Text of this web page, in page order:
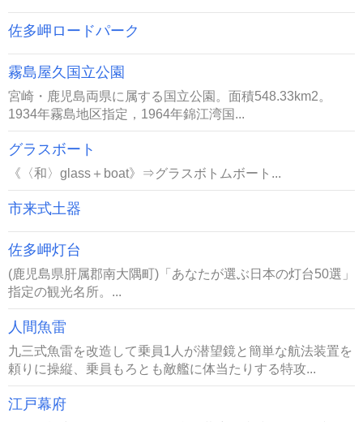
佐多岬ロードパーク
霧島屋久国立公園
宮崎・鹿児島両県に属する国立公園。面積548.33km2。
1934年霧島地区指定，1964年錦江湾国...
グラスボート
《〈和〉glass＋boat》⇒グラスボトムボート...
市来式土器
佐多岬灯台
(鹿児島県肝属郡南大隅町)「あなたが選ぶ日本の灯台50選」
指定の観光名所。...
人間魚雷
九三式魚雷を改造して乗員1人が潜望鏡と簡単な航法装置を
頼りに操縦、乗員もろとも敵艦に体当たりする特攻...
江戸幕府